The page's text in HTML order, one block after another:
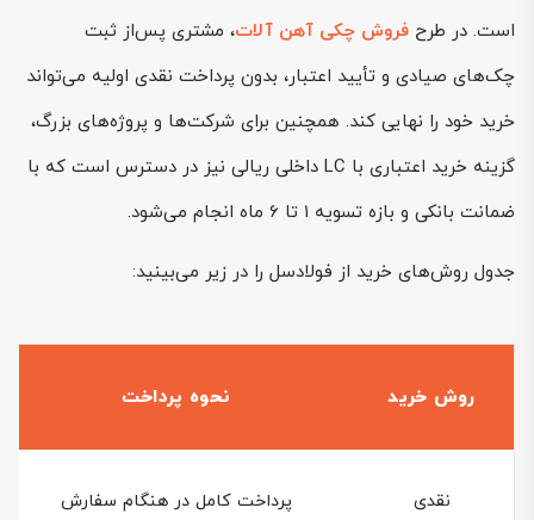
است. در طرح فروش چکی آهن آلات، مشتری پس‌از ثبت
چک‌های صیادی و تأیید اعتبار، بدون پرداخت نقدی اولیه می‌تواند
خرید خود را نهایی کند. همچنین برای شرکت‌ها و پروژه‌های بزرگ،
گزینه خرید اعتباری با LC داخلی ریالی نیز در دسترس است که با
ضمانت بانکی و بازه تسویه ۱ تا ۶ ماه انجام می‌شود.
جدول روش‌های خرید از فولادسل را در زیر می‌بینید:
روش خرید نحوه پرداخت
نقدی پرداخت کامل در هنگام سفارش